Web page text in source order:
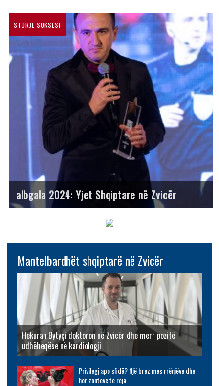
STORJE SUKSESI
albgala 2024: Yjet Shqiptare në Zvicër
Mantelbardhët shqiptarë në Zvicër
Hekuran Bytyçi doktoron në Zvicër dhe merr pozitë
udhëheqëse në kardiologji
Privilegj apo sfidë? Një brez mes rrënjëve dhe
horizonteve të reja